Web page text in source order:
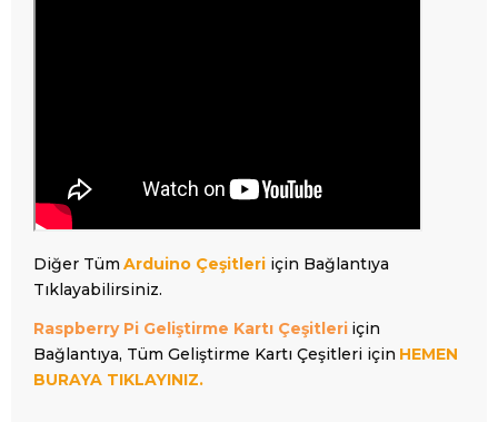
Diğer Tüm Arduino Çeşitleri için Bağlantıya
Tıklayabilirsiniz.
Raspberry Pi Geliştirme Kartı Çeşitleri için
Bağlantıya, Tüm Geliştirme Kartı Çeşitleri için HEMEN
BURAYA TIKLAYINIZ.